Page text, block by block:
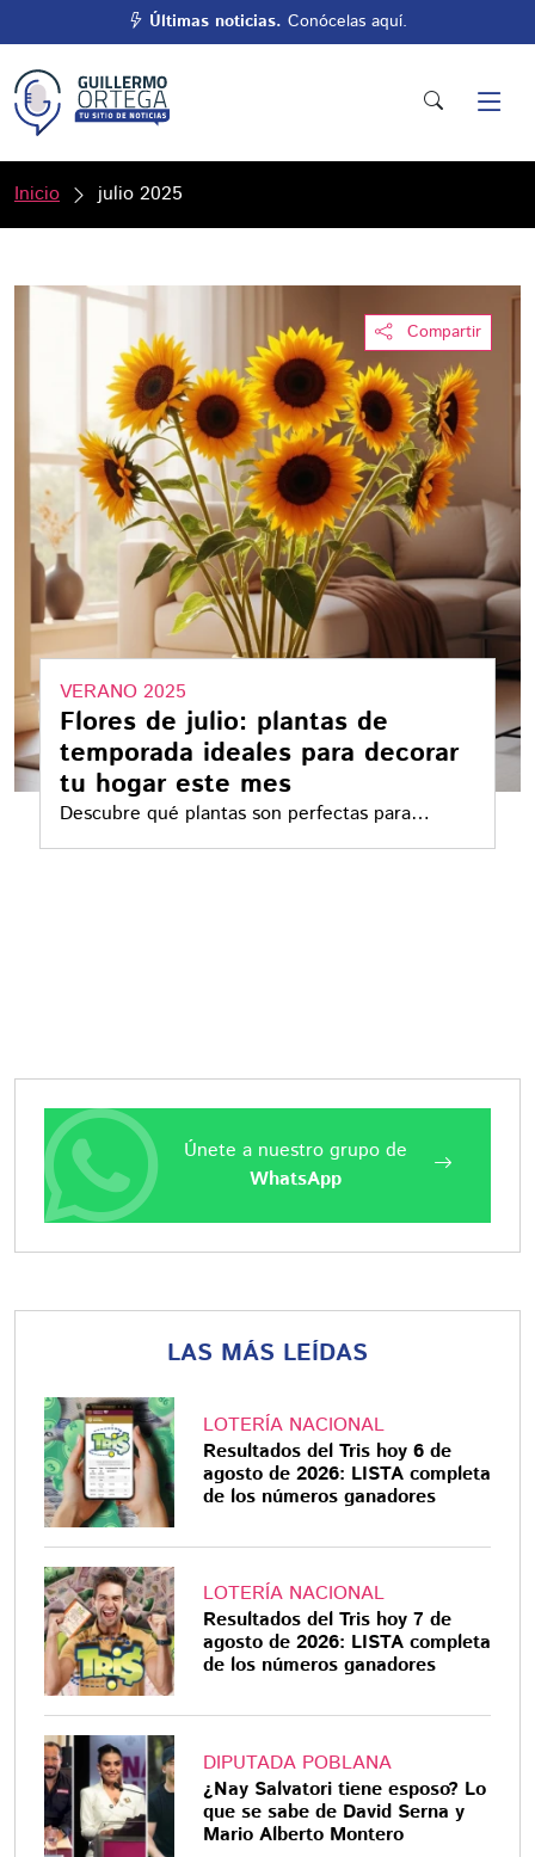
Últimas noticias. Conócelas aquí.
Inicio julio 2025
Compartir
VERANO 2025
Flores de julio: plantas de
temporada ideales para decorar
tu hogar este mes
Descubre qué plantas son perfectas para
embellecer tu espacio sin complicaciones
Únete a nuestro grupo de
WhatsApp
LAS MÁS LEÍDAS
LOTERÍA NACIONAL
Resultados del Tris hoy 6 de
agosto de 2026: LISTA completa
de los números ganadores
LOTERÍA NACIONAL
Resultados del Tris hoy 7 de
agosto de 2026: LISTA completa
de los números ganadores
DIPUTADA POBLANA
¿Nay Salvatori tiene esposo? Lo
que se sabe de David Serna y
Mario Alberto Montero